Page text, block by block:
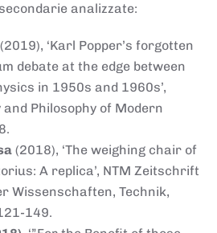
analizzate:
(2019), ‘Karl Popper’s forgotten
debate at the edge between
in 1950s and 1960s’,
Philosophy of Modern
(2018), ‘The weighing chair of
A replica’, NTM Zeitschrift
Wissenschaften, Technik,
149.